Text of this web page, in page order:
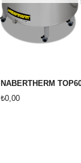
₺0,00